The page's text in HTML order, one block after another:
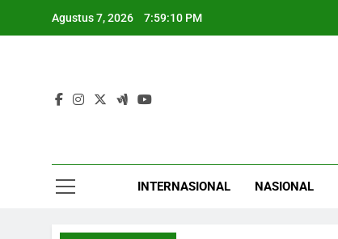
Agustus 7, 2026 7:59:11 PM
INTERNASIONAL NASIONAL